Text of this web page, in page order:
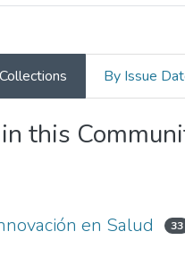
By Issue
this
en Salud 33